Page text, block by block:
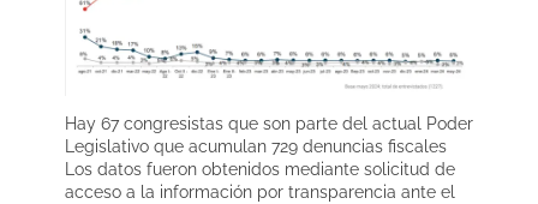
Hay 67 congresistas que son parte del actual Poder
Legislativo que acumulan 729 denuncias fiscales
Los datos fueron obtenidos mediante solicitud de
acceso a la información por transparencia ante el